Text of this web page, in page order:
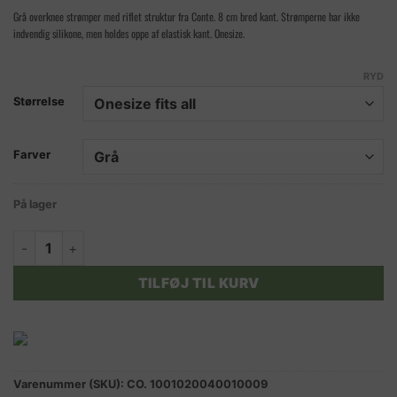
Grå overknee strømper med riflet struktur fra Conte. 8 cm bred kant. Strømperne har ikke
indvendig silikone, men holdes oppe af elastisk kant. Onesize.
Størrelse
Farver
RYD
På lager
RIBBON overknee strømper meleret grå antal
TILFØJ TIL KURV
Varenummer (SKU): CO. 1001020040010009